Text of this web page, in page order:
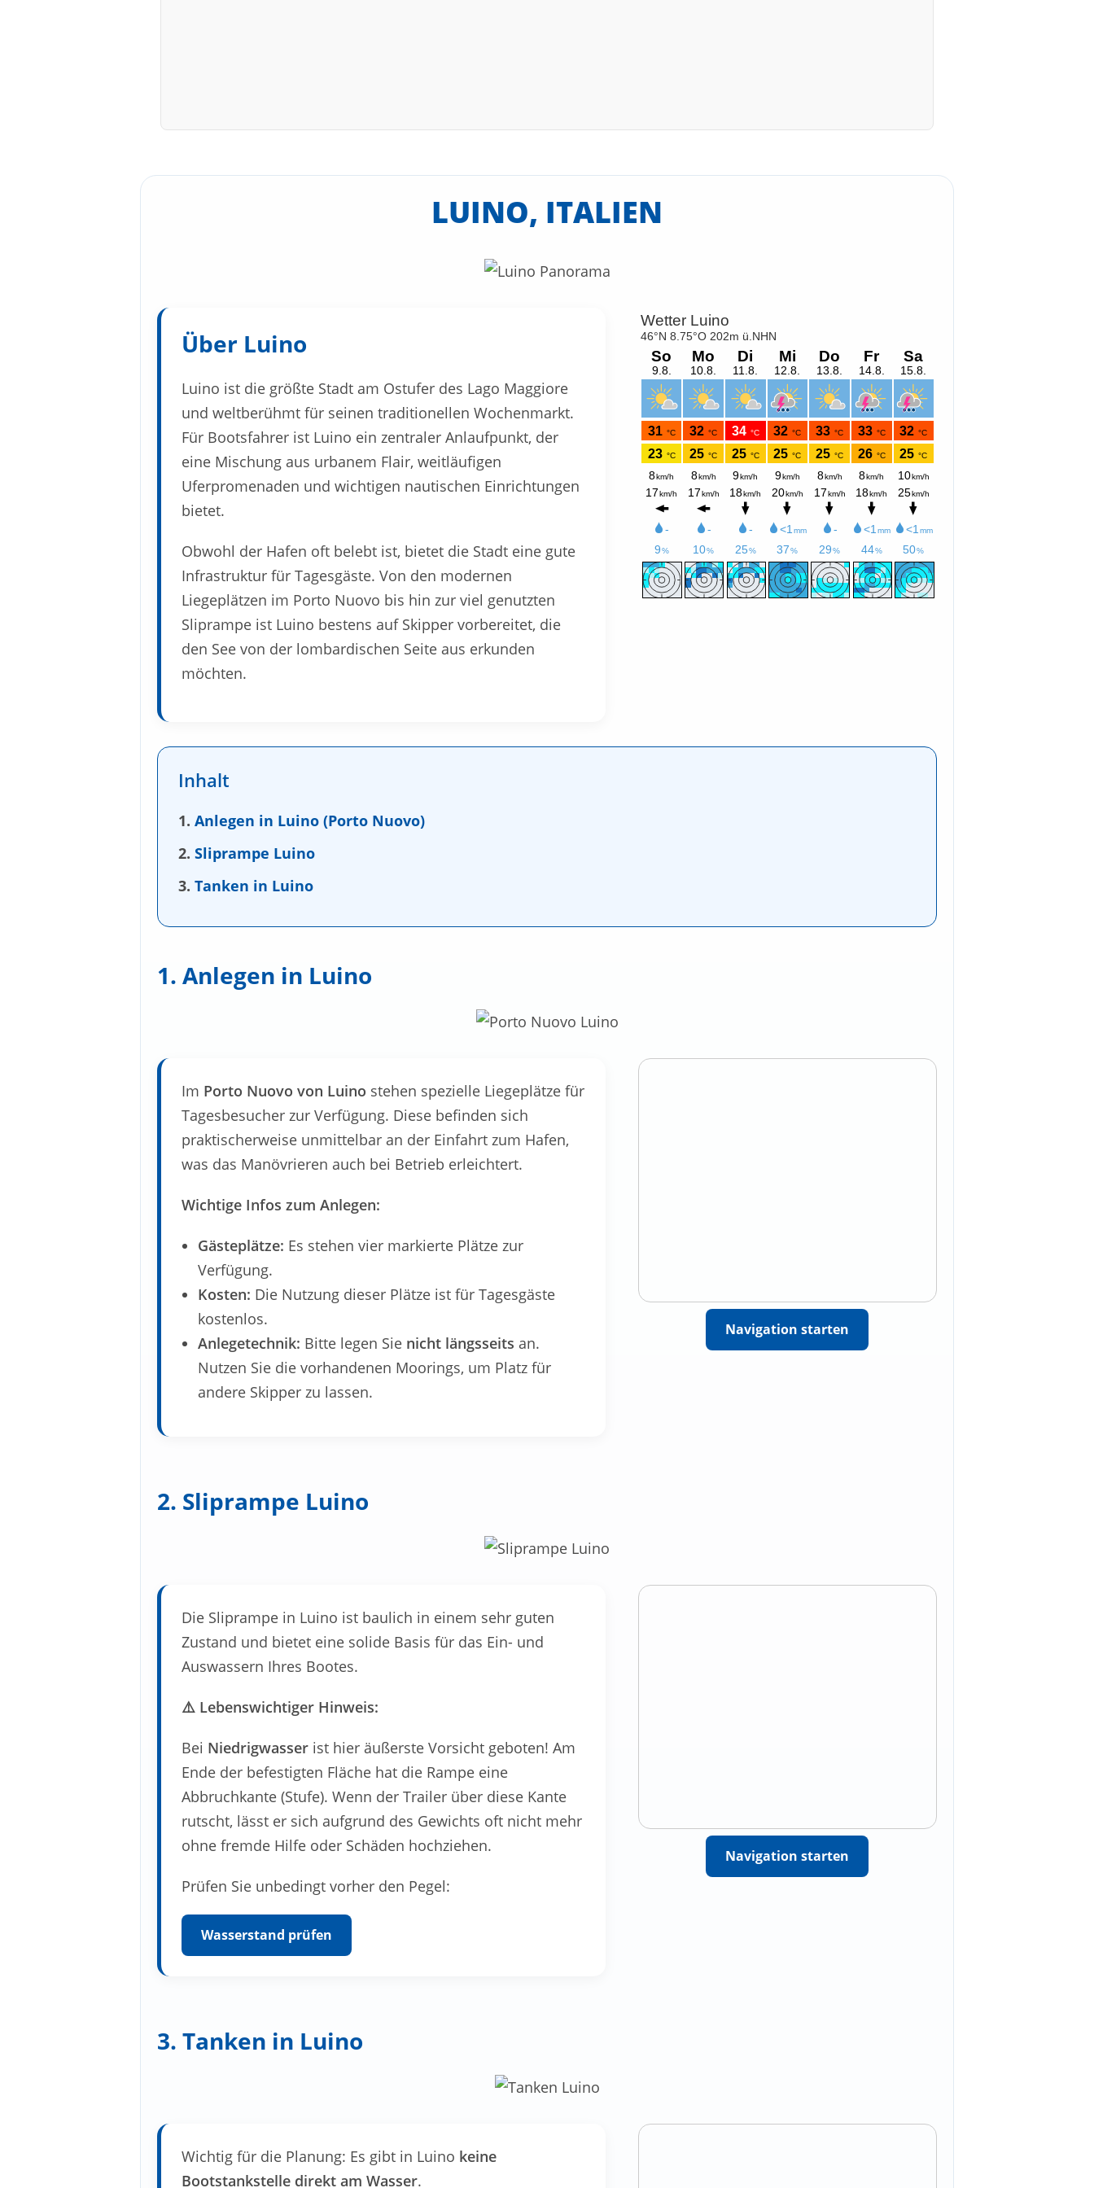
LUINO, ITALIEN
Über Luino
Luino ist die größte Stadt am Ostufer des Lago Maggiore
und weltberühmt für seinen traditionellen Wochenmarkt.
Für Bootsfahrer ist Luino ein zentraler Anlaufpunkt, der
eine Mischung aus urbanem Flair, weitläufigen
Uferpromenaden und wichtigen nautischen Einrichtungen
bietet.
Obwohl der Hafen oft belebt ist, bietet die Stadt eine gute
Infrastruktur für Tagesgäste. Von den modernen
Liegeplätzen im Porto Nuovo bis hin zur viel genutzten
Sliprampe ist Luino bestens auf Skipper vorbereitet, die
den See von der lombardischen Seite aus erkunden
möchten.
Inhalt
1. Anlegen in Luino (Porto Nuovo)
2. Sliprampe Luino
3. Tanken in Luino
1. Anlegen in Luino
Im Porto Nuovo von Luino stehen spezielle Liegeplätze für
Tagesbesucher zur Verfügung. Diese befinden sich
praktischerweise unmittelbar an der Einfahrt zum Hafen,
was das Manövrieren auch bei Betrieb erleichtert.
Wichtige Infos zum Anlegen:
Gästeplätze: Es stehen vier markierte Plätze zur
Verfügung.
Kosten: Die Nutzung dieser Plätze ist für Tagesgäste
kostenlos.
Anlegetechnik: Bitte legen Sie nicht längsseits an.
Nutzen Sie die vorhandenen Moorings, um Platz für
andere Skipper zu lassen.
Navigation starten
2. Sliprampe Luino
Die Sliprampe in Luino ist baulich in einem sehr guten
Zustand und bietet eine solide Basis für das Ein- und
Auswassern Ihres Bootes.
⚠️ Lebenswichtiger Hinweis:
Bei Niedrigwasser ist hier äußerste Vorsicht geboten! Am
Ende der befestigten Fläche hat die Rampe eine
Abbruchkante (Stufe). Wenn der Trailer über diese Kante
rutscht, lässt er sich aufgrund des Gewichts oft nicht mehr
ohne fremde Hilfe oder Schäden hochziehen.
Prüfen Sie unbedingt vorher den Pegel:
Wasserstand prüfen
Navigation starten
3. Tanken in Luino
Wichtig für die Planung: Es gibt in Luino keine
Bootstankstelle direkt am Wasser.